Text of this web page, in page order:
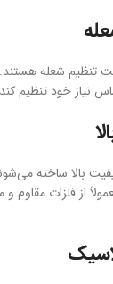
تنظیم شعله هستند.
نیاز خود تنظیم
بالا ساخته
از فلزات مقاوم و